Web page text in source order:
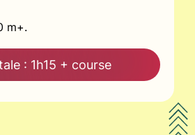
m+.
: 1h15 + course